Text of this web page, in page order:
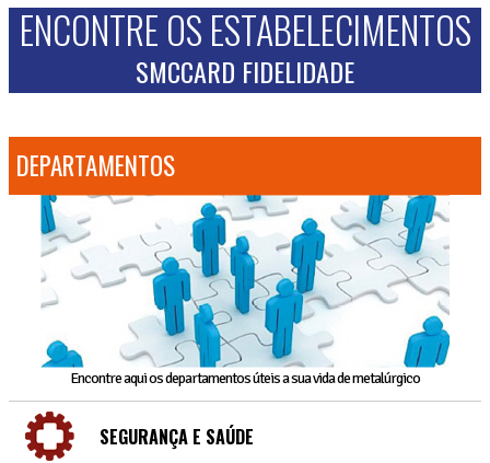
ENCONTRE OS ESTABELECIMENTOS
SMCCARD FIDELIDADE
DEPARTAMENTOS
Encontre aqui os departamentos úteis a sua vida de metalúrgico
SEGURANÇA E SAÚDE